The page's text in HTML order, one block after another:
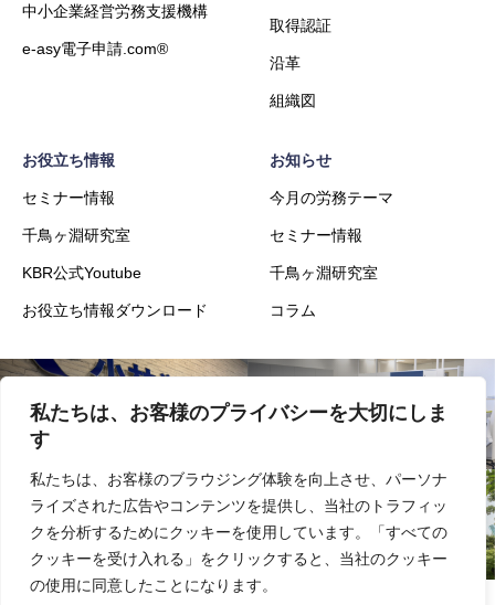
私たちは、お客様のプライバシーを大切にしま
す
私たちは、お客様のブラウジング体験を向上させ、パーソナ
ライズされた広告やコンテンツを提供し、当社のトラフィッ
クを分析するためにクッキーを使用しています。「すべての
クッキーを受け入れる」をクリックすると、当社のクッキー
の使用に同意したことになります。
中小企業経営労務支援機構
e-asy電子申請.com®
取得認証
沿革
組織図
お役立ち情報
セミナー情報
千鳥ヶ淵研究室
KBR公式Youtube
お役立ち情報ダウンロード
お知らせ
今月の労務テーマ
セミナー情報
千鳥ヶ淵研究室
コラム
会社概要 事業内容
実績 採用